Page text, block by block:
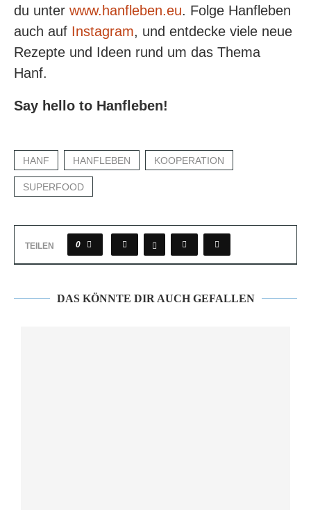
du unter www.hanfleben.eu. Folge Hanfleben
auch auf Instagram, und entdecke viele neue
Rezepte und Ideen rund um das Thema
Hanf.
Say hello to Hanfleben!
HANF HANFLEBEN KOOPERATION
SUPERFOOD
TEILEN 0
DAS KÖNNTE DIR AUCH GEFALLEN